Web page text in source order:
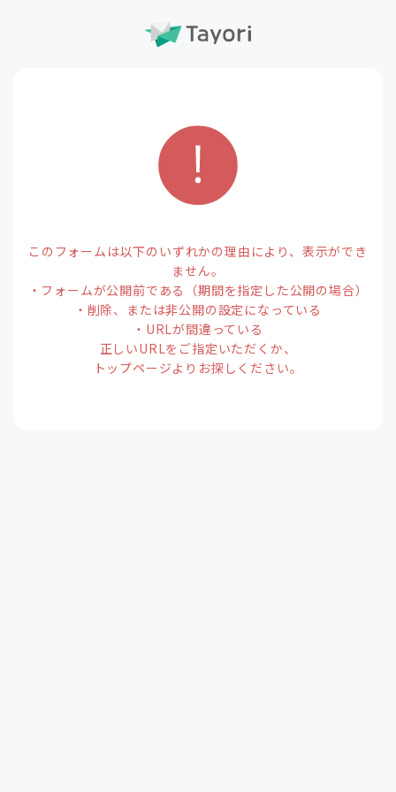
このフォームは以下のいずれかの理由により、表示ができ
ません。
・フォームが公開前である（期間を指定した公開の場合）
・削除、または非公開の設定になっている
・URLが間違っている
正しいURLをご指定いただくか、
トップページよりお探しください。